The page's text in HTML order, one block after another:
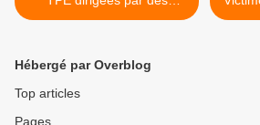
femmes...
Hébergé par Overblog
Top articles
Pages